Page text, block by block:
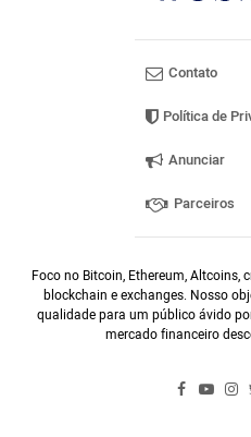
Contato
Política de
Anunciar
Parceiros
Foco no Bitcoin, Ethereum, Altcoins,
blockchain e exchanges. Nosso
qualidade para um público ávido
mercado financeiro